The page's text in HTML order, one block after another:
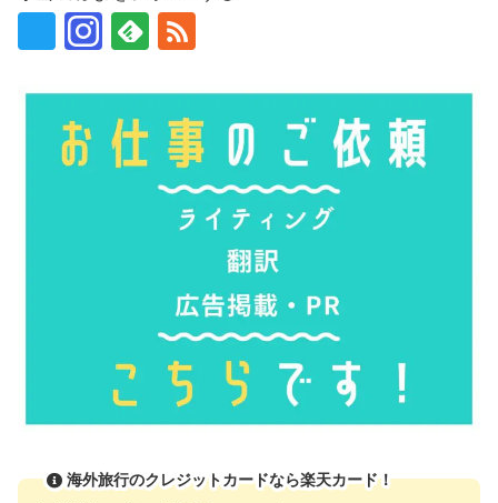
海外旅行のクレジットカードなら楽天カード！